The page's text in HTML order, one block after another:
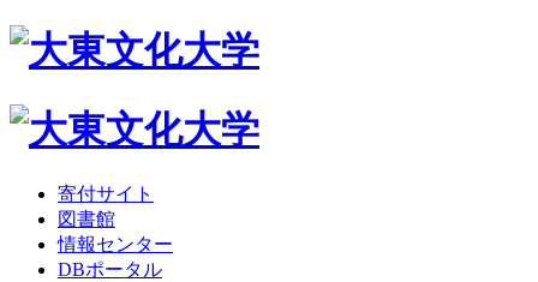
寄付サイト
図書館
情報センター
DBポータル